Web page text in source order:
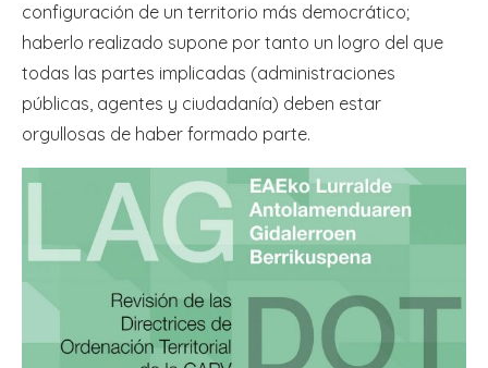
configuración de un territorio más democrático;
haberlo realizado supone por tanto un logro del que
todas las partes implicadas (administraciones
públicas, agentes y ciudadanía) deben estar
orgullosas de haber formado parte.